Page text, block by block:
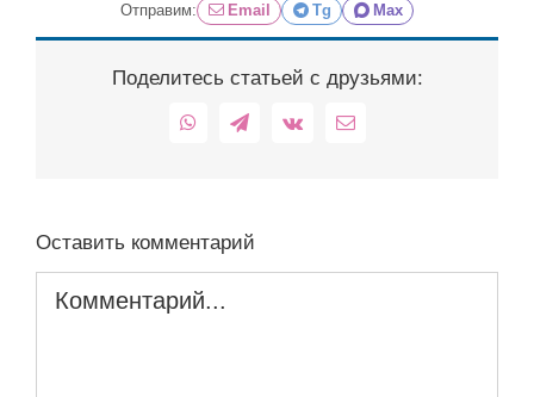
Отправим: Email Tg Max
Поделитесь статьей с друзьями:
WhatsAppTelegram
Vk Email
Оставить комментарий